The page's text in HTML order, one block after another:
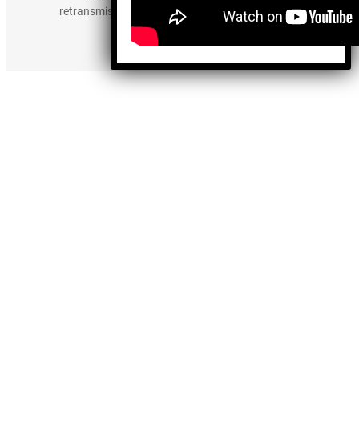
retransmisión, edición y cualquier otro uso de los
contenidos.